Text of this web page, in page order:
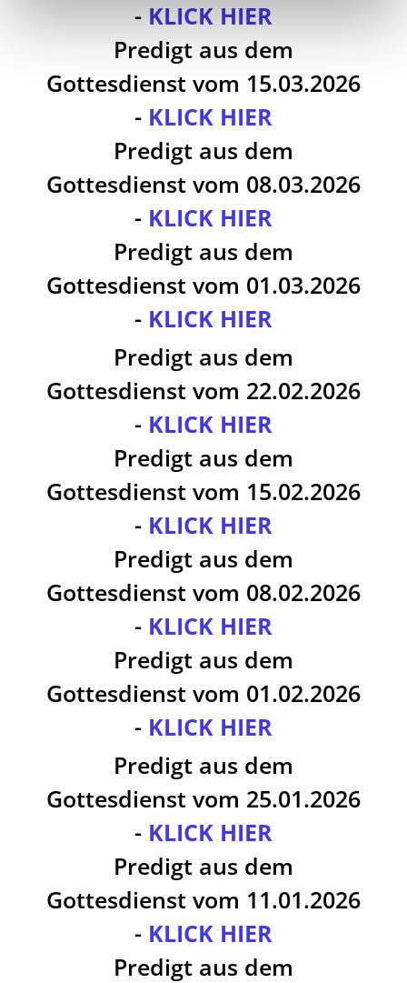
- KLICK HIER
Predigt aus dem
Gottesdienst vom 15.03.2026
- KLICK HIER
Predigt aus dem
Gottesdienst vom 08.03.2026
- KLICK HIER
Predigt aus dem
Gottesdienst vom 01.03.2026
- KLICK HIER
Predigt aus dem
Gottesdienst vom 22.02.2026
- KLICK HIER
Predigt aus dem
Gottesdienst vom 15.02.2026
- KLICK HIER
Predigt aus dem
Gottesdienst vom 08.02.2026
- KLICK HIER
Predigt aus dem
Gottesdienst vom 01.02.2026
- KLICK HIER
Predigt aus dem
Gottesdienst vom 25.01.2026
- KLICK HIER
Predigt aus dem
Gottesdienst vom 11.01.2026
- KLICK HIER
Predigt aus dem